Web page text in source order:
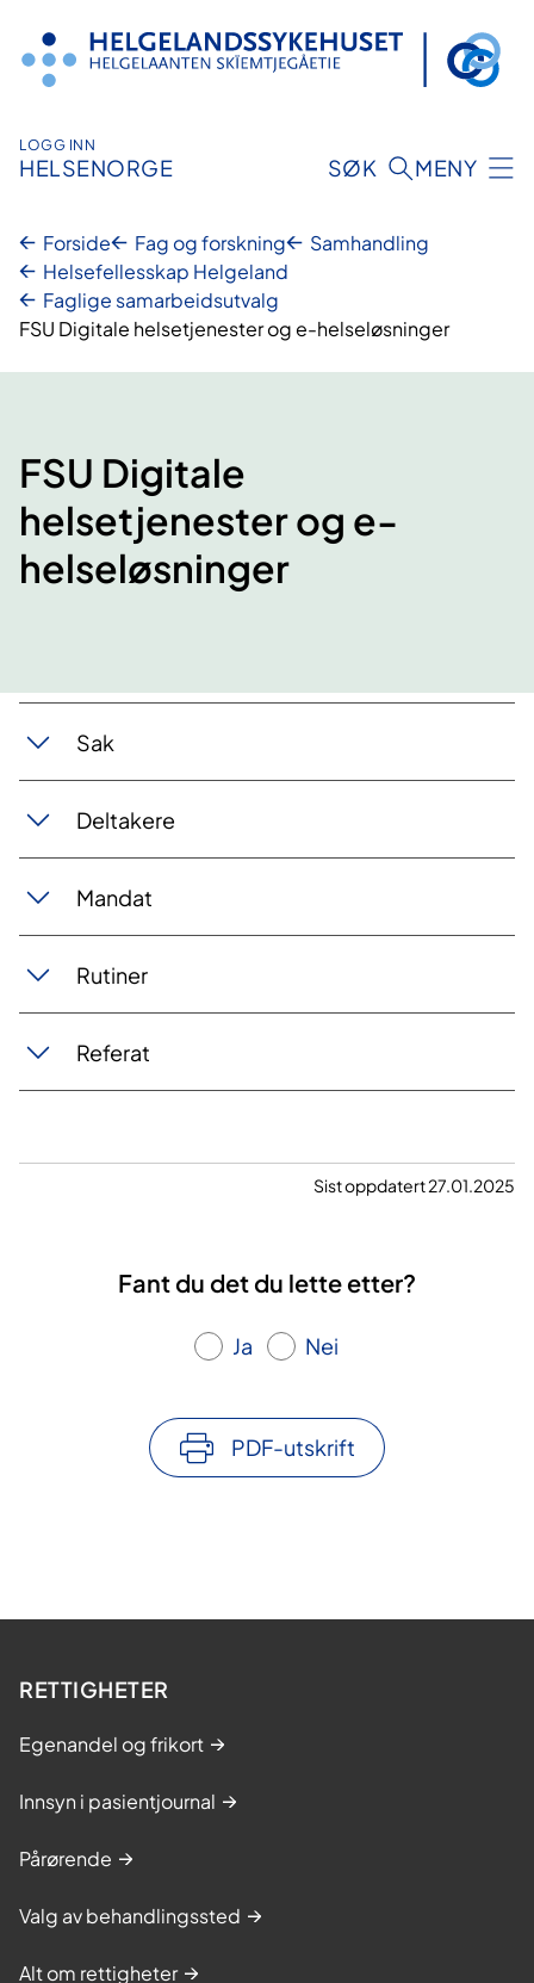
innhold
LOGG INN
HELSENORGE SØK MENY
Forside Fag og forskning
Samhandling
Helsefellesskap Helgeland
Faglige samarbeidsutvalg
FSU Digitale helsetjenester og e-helseløsninger
FSU Digitale
helsetjenester og e-
helseløsninger
Sak
Deltakere
Mandat
Rutiner
Referat
Sist oppdatert 27.01.2025
Fant du det du lette etter?
Ja Nei
PDF-utskrift
RETTIGHETER
Egenandel og frikort
Innsyn i pasientjournal
Pårørende
Valg av behandlingssted
Alt om rettigheter